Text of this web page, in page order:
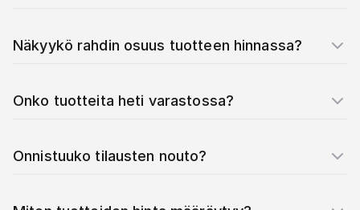
Näkyykö rahdin osuus tuotteen hinnassa?
Onko tuotteita heti varastossa?
Onnistuuko tilausten nouto?